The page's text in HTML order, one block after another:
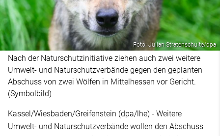
Foto: Julian Stratenschulte/dpa
Nach der Naturschutzinitiative ziehen auch zwei weitere
Umwelt- und Naturschutzverbände gegen den geplanten
Abschuss von zwei Wölfen in Mittelhessen vor Gericht.
(Symbolbild)
Kassel/Wiesbaden/Greifenstein (dpa/lhe) - Weitere
Umwelt- und Naturschutzverbände wollen den Abschuss